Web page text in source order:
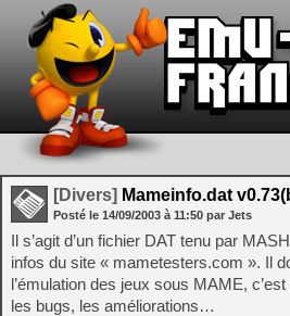
[Divers] Mameinfo.dat
Posté le 14/09/2003 à 11:50 par Jets
Il s’agit d’un fichier DAT tenu par
infos du site « mametesters.com ». Il
l’émulation des jeux sous MAME,
les bugs, les améliorations…